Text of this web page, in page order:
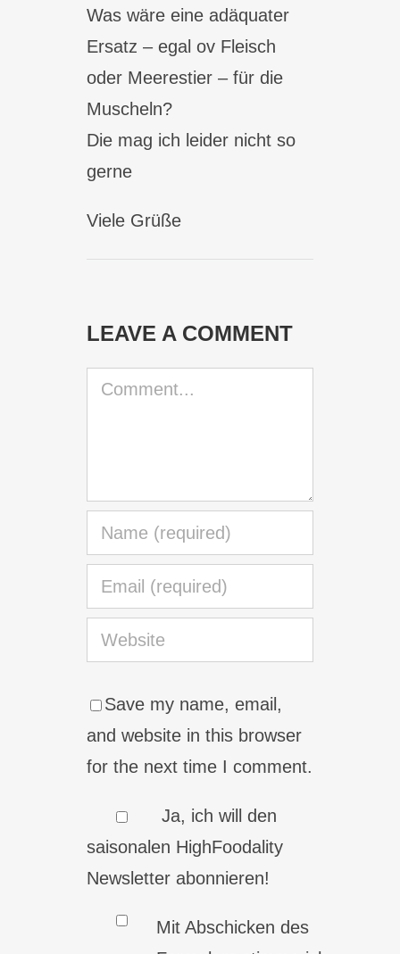
Was wäre eine adäquater
Ersatz – egal ov Fleisch
oder Meerestier – für die
Muscheln?
Die mag ich leider nicht so
gerne
Viele Grüße
LEAVE A COMMENT
Comment
Save my name, email,
and website in this browser
for the next time I comment.
Ja, ich will den
saisonalen HighFoodality
Newsletter abonnieren!
Mit Abschicken des